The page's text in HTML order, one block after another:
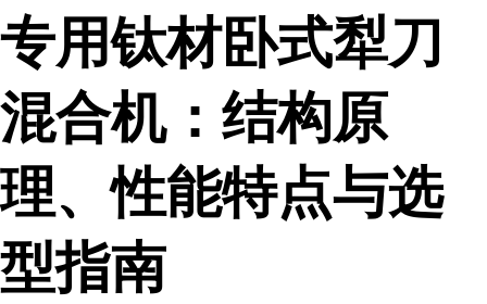
专用钛材卧式犁刀
混合机：结构原
理、性能特点与选
型指南